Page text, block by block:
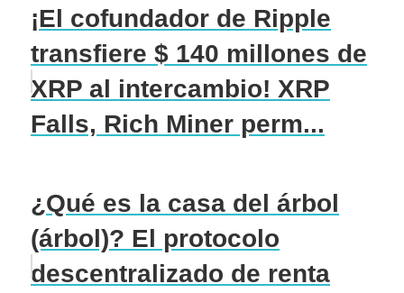
¡El cofundador de Ripple
transfiere $ 140 millones de
XRP al intercambio! XRP
Falls, Rich Miner perm...
¿Qué es la casa del árbol
(árbol)? El protocolo
descentralizado de renta